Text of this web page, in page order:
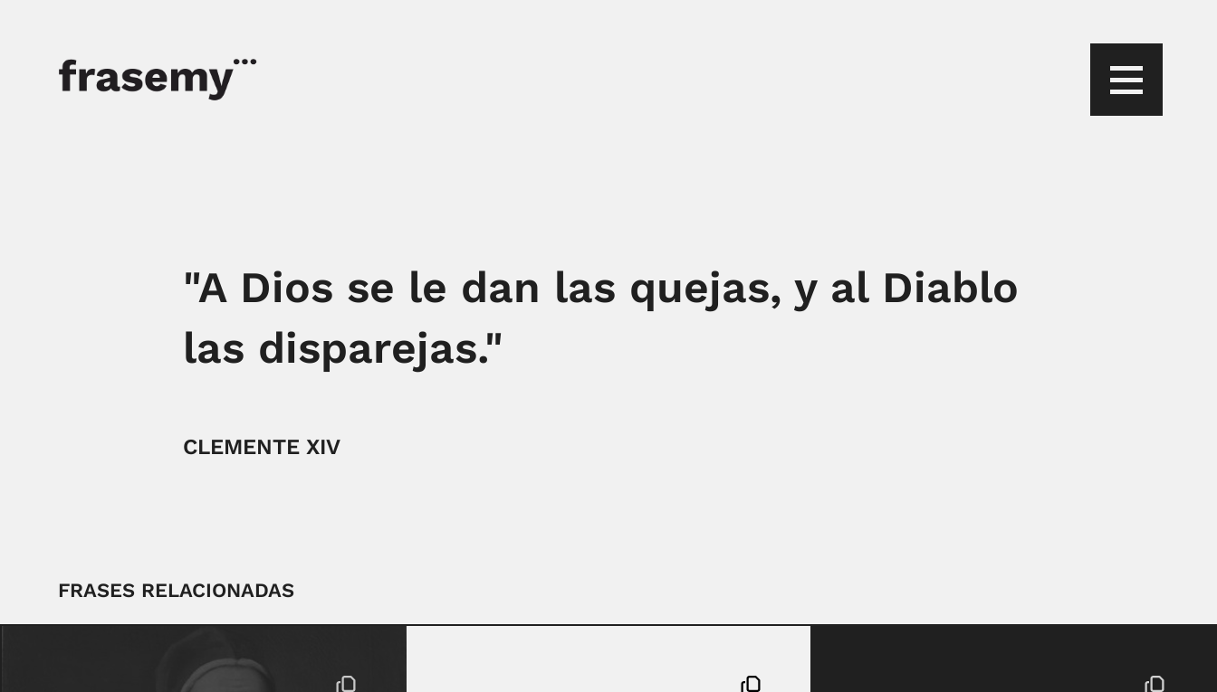
"A Dios se le dan las quejas, y al Diablo
las disparejas."
CLEMENTE XIV
FRASES RELACIONADAS